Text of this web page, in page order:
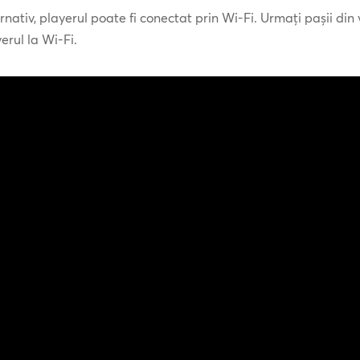
playerul poate fi conectat prin Wi-Fi. Urmați pașii
la Wi-Fi.